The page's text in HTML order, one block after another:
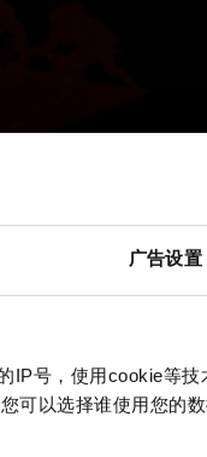
广告设置
IP号，使用cookie等
可以选择谁使用您的数